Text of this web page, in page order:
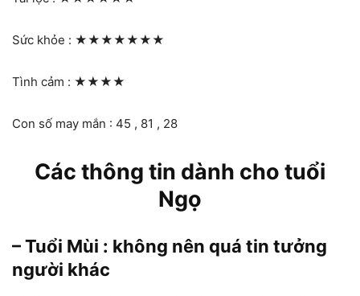
Sức khỏe : ★★★★★★★
Tình cảm : ★★★★
Con số may mắn : 45 , 81 , 28
Các thông tin dành cho tuổi
Ngọ
– Tuổi Mùi : không nên quá tin tưởng
người khác